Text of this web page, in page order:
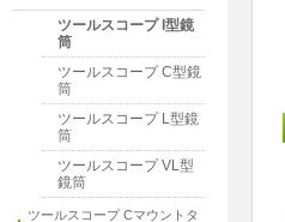
ツールスコープ I型鏡
筒
ツールスコープ C型鏡
筒
ツールスコープ L型鏡
筒
ツールスコープ VL型
鏡筒
ツールスコープ Cマウントタ